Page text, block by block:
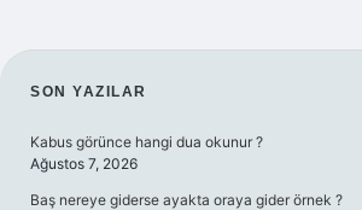
SIDEBAR
SON YAZILAR
Kabus görünce hangi dua okunur ?
Ağustos 7, 2026
Baş nereye giderse ayakta oraya gider örnek ?